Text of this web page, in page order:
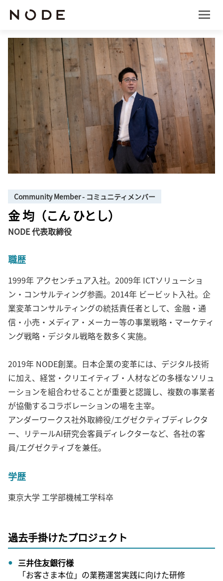
Community Member - コミュニティメンバー
金 均（こん ひとし）
NODE 代表取締役
職歴
1999年 アクセンチュア入社。2009年 ICTソリューショ
ン・コンサルティング参画。2014年 ビービット入社。企
業変革コンサルティングの統括責任者として、金融・通
信・小売・メディア・メーカー等の事業戦略・マーケティ
ング戦略・デジタル戦略を数多く実施。
2019年 NODE創業。日本企業の変革には、デジタル技術
に加え、経営・クリエイティブ・人材などの多様なソリュ
ーションを組合わせることが重要と認識し、複数の事業者
が協働するコラボレーションの場を主宰。
アンダーワークス社外取締役/エグゼクティブディレクタ
ー、リテールAI研究会客員ディレクターなど、各社の客
員/エグゼクティブを兼任。
学歴
東京大学 工学部機械工学科卒
過去手掛けたプロジェクト
三井住友銀行様
「お客さま本位」の業務運営実践に向けた研修